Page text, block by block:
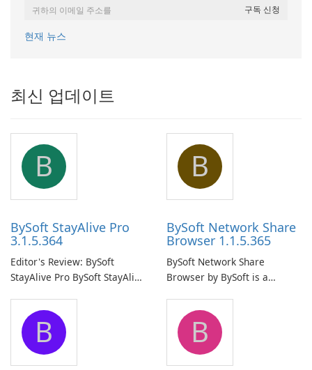
현재 뉴스
최신 업데이트
B
BySoft StayAlive Pro
3.1.5.364
Editor's Review: BySoft
StayAlive Pro BySoft StayAlive
application designed to
ensure the continuous and
uninterrupted operation of
your computer system.
B
BySoft Network Share
Browser 1.1.5.365
BySoft Network Share
Browser by BySoft is a
application that allows users
to easily browse and manage
shared folders on their
network.
B B